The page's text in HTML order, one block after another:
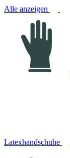
Alle anzeigen
Latexhandschuhe